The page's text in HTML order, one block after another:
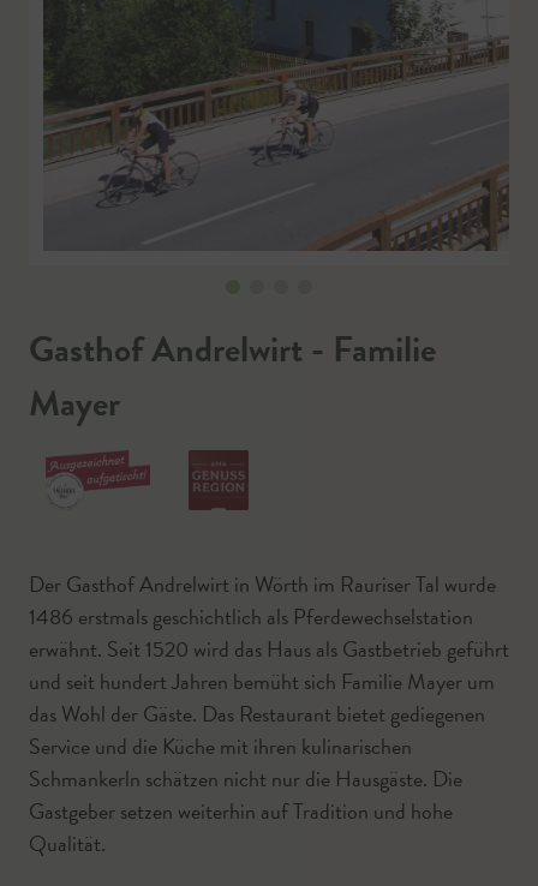
Gasthof Andrelwirt - Familie
Mayer
Der Gasthof Andrelwirt in Wörth im Rauriser Tal wurde
1486 erstmals geschichtlich als Pferdewechselstation
erwähnt. Seit 1520 wird das Haus als Gastbetrieb geführt
und seit hundert Jahren bemüht sich Familie Mayer um
das Wohl der Gäste. Das Restaurant bietet gediegenen
Service und die Küche mit ihren kulinarischen
Schmankerln schätzen nicht nur die Hausgäste. Die
Gastgeber setzen weiterhin auf Tradition und hohe
Qualität.